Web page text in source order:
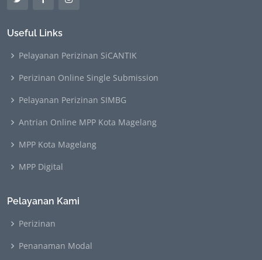
Useful Links
Pelayanan Perizinan SiCANTIK
Perizinan Online Single Submission
Pelayanan Perizinan SIMBG
Antrian Online MPP Kota Magelang
MPP Kota Magelang
MPP Digital
Pelayanan Kami
Perizinan
Penanaman Modal